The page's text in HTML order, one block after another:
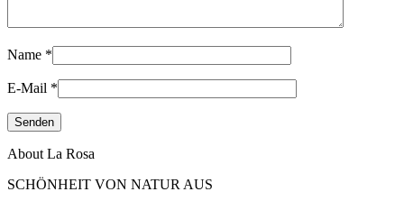
Name *
E-Mail *
About La Rosa
SCHÖNHEIT VON NATUR AUS